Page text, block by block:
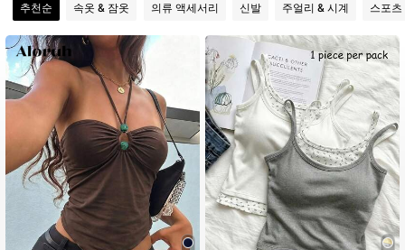
4.86 555K 팔로워
4.86 555K 팔로워
4.86 555K 팔로워
4.86 555K 팔로워
4.86 555K 팔로워
추천순 속옷 & 잠옷 의류 액세서리 신발 주얼리 & 시계 스포